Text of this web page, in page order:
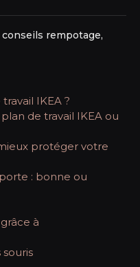
conseils rempotage,
IKEA ?
de travail IKEA ou
protéger votre
: bonne ou
à